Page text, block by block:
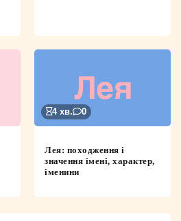
4 хв. 0
Лея: походження і
значення імені, характер,
іменини